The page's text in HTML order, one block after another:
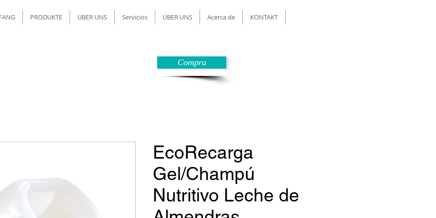
PRODUKTE ÜBER UNS Servicios ÜBER UNS Acerca de KONTAKT
EcoRecarga
Gel/Champú
Nutritivo Leche de
Compra